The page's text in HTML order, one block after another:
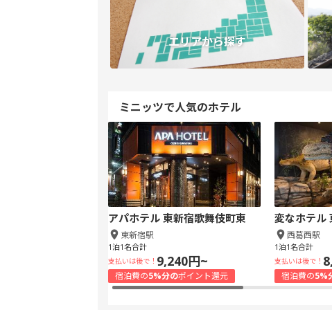
エリアから探す
ミニッツで人気のホテル
アパホテル 東新宿歌舞伎町東
東新宿駅
1泊1名合計
支払いは後で！ 9,240円~
宿泊費の5%分のポイント還元
変なホテル
西葛西駅
1泊1名合計
支払いは後で！
宿泊費の5%